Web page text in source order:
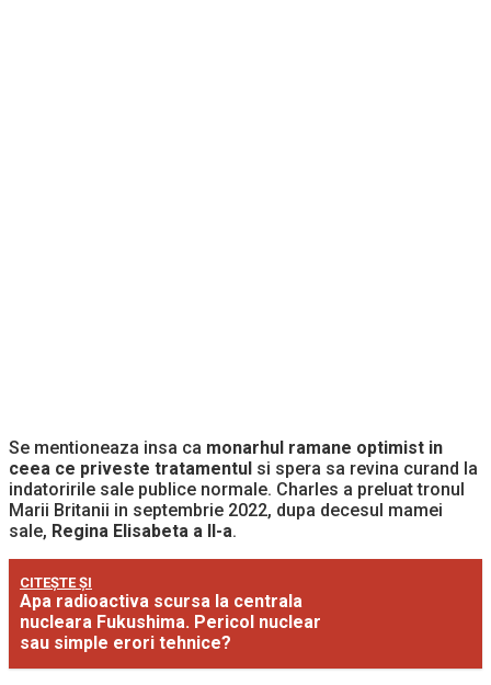
Se mentioneaza insa ca monarhul ramane optimist in
ceea ce priveste tratamentul si spera sa revina curand la
indatoririle sale publice normale. Charles a preluat tronul
Marii Britanii in septembrie 2022, dupa decesul mamei
sale, Regina Elisabeta a II-a.
CITEȘTE ȘI
Apa radioactiva scursa la centrala
nucleara Fukushima. Pericol nuclear
sau simple erori tehnice?